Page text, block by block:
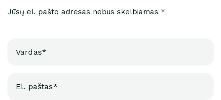
Jūsų el. pašto adresas nebus skelbiamas *